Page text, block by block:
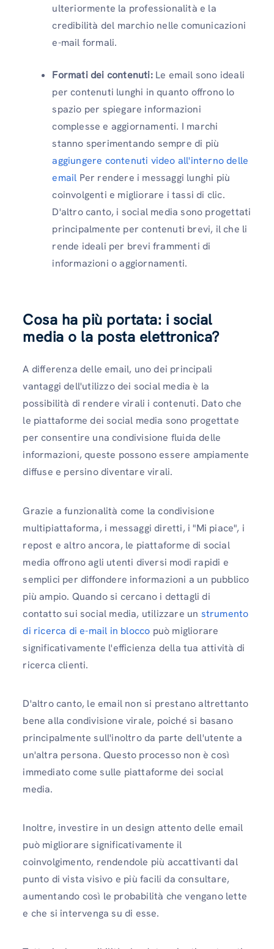
ulteriormente la professionalità e la
credibilità del marchio nelle comunicazioni
e-mail formali.
Formati dei contenuti:Le email sono ideali
per contenuti lunghi in quanto offrono lo
spazio per spiegare informazioni
complesse e aggiornamenti. I marchi
stanno sperimentando sempre di più
aggiungere contenuti video all'interno delle
email Per rendere i messaggi lunghi più
coinvolgenti e migliorare i tassi di clic.
D'altro canto, i social media sono progettati
principalmente per contenuti brevi, il che li
rende ideali per brevi frammenti di
informazioni o aggiornamenti.
Cosa ha più portata: i social
media o la posta elettronica?
A differenza delle email, uno dei principali
vantaggi dell'utilizzo dei social media è la
possibilità di rendere virali i contenuti. Dato che
le piattaforme dei social media sono progettate
per consentire una condivisione fluida delle
informazioni, queste possono essere ampiamente
diffuse e persino diventare virali.
Grazie a funzionalità come la condivisione
multipiattaforma, i messaggi diretti, i "Mi piace", i
repost e altro ancora, le piattaforme di social
media offrono agli utenti diversi modi rapidi e
semplici per diffondere informazioni a un pubblico
più ampio. Quando si cercano i dettagli di
contatto sui social media, utilizzare un strumento
di ricerca di e-mail in blocco può migliorare
significativamente l'efficienza della tua attività di
ricerca clienti.
D'altro canto, le email non si prestano altrettanto
bene alla condivisione virale, poiché si basano
principalmente sull'inoltro da parte dell'utente a
un'altra persona. Questo processo non è così
immediato come sulle piattaforme dei social
media.
Inoltre, investire in un design attento delle email
può migliorare significativamente il
coinvolgimento, rendendole più accattivanti dal
punto di vista visivo e più facili da consultare,
aumentando così le probabilità che vengano lette
e che si intervenga su di esse.